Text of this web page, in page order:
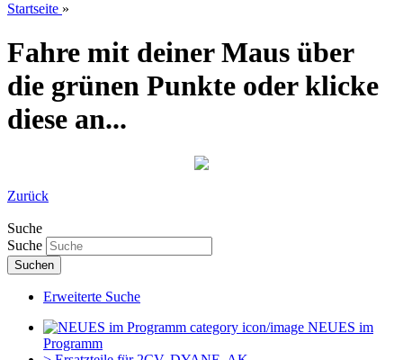
Startseite »
Fahre mit deiner Maus über
die grünen Punkte oder klicke
diese an...
Zurück
Suche
Suche
Suchen
Erweiterte Suche
NEUES im
Programm